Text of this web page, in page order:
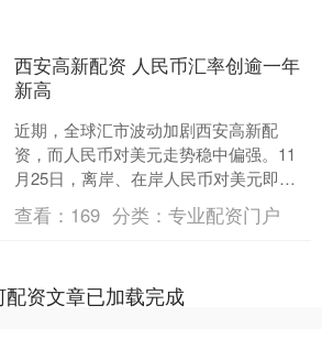
西安高新配资 人民币汇率创逾一年
新高
近期，全球汇市波动加剧西安高新配
资，而人民币对美元走势稳中偏强。11
月25日，离岸、在岸人民币对美元即期
汇率均升破7.09，创下逾一年新高。26
日，中国人民银行....
查看： 169 分类：专业配资门户
配资文章已加载完成